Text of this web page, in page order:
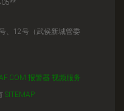
、12号（武侯新城管委
报警器 视频服务
SITEMAP